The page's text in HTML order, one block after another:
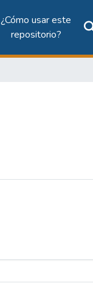
¿Cómo usar este
repositorio?